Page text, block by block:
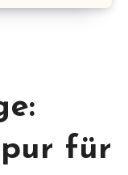
für